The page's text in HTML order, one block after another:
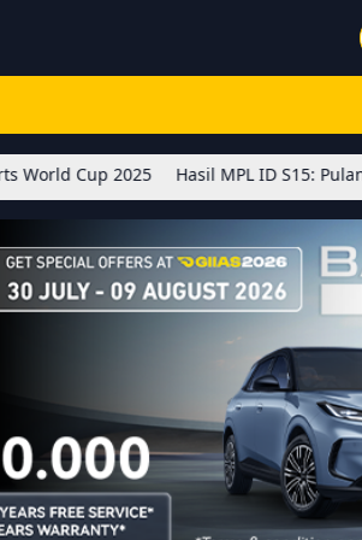
2025 Hasil MPL ID S15: Pulangkan Alter